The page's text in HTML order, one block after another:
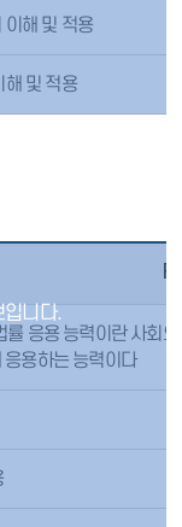
해 및 적용
및 적용
률 응용 능력이란 사회
용하는 능력이다